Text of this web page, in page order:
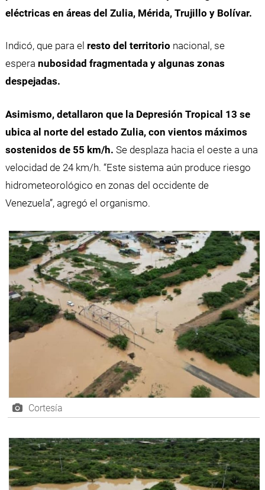
eléctricas en áreas del Zulia, Mérida, Trujillo y Bolívar.
Indicó, que para el resto del territorio nacional, se
espera nubosidad fragmentada y algunas zonas
despejadas.
Asimismo, detallaron que la Depresión Tropical 13 se
ubica al norte del estado Zulia, con vientos máximos
sostenidos de 55 km/h. Se desplaza hacia el oeste a una
velocidad de 24 km/h. “Este sistema aún produce riesgo
hidrometeorológico en zonas del occidente de
Venezuela”, agregó el organismo.
Cortesía